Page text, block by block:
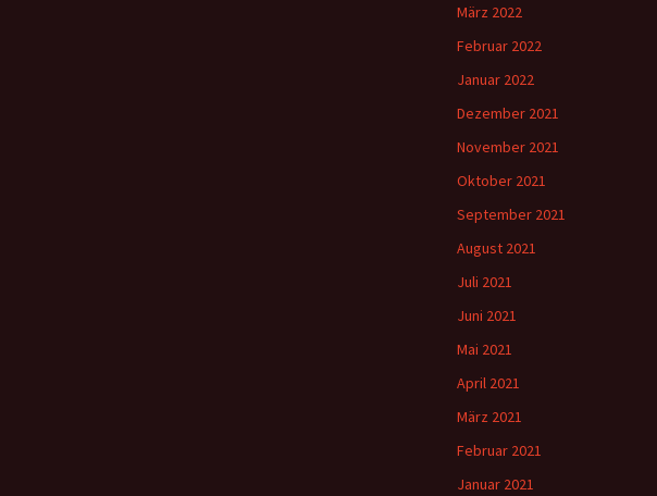
März 2022
Februar 2022
Januar 2022
Dezember 2021
November 2021
Oktober 2021
September 2021
August 2021
Juli 2021
Juni 2021
Mai 2021
April 2021
März 2021
Februar 2021
Januar 2021